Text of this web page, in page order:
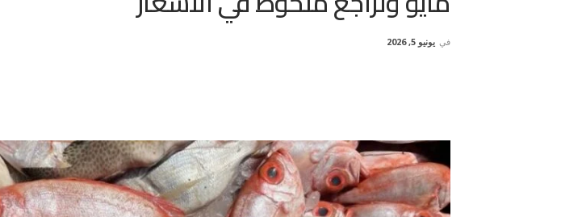
في يونيو 5, 2026